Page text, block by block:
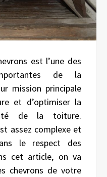
est l’une des
de la
mission principale
et d’optimiser la
de la toiture.
assez complexe et
le respect des
cet article, on va
chevrons de votre